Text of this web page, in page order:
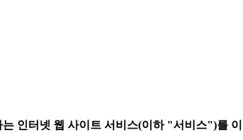
인터넷 웹 사이트 서비스(이하 "서비스")를